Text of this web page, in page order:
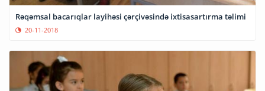
Rəqəmsal bacarıqlar layihəsi çərçivəsində ixtisasartırma təlimi
20-11-2018